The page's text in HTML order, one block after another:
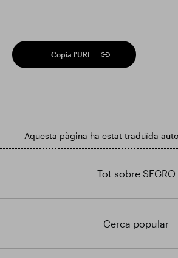
Copia l'URL
Aquesta pàgina ha estat traduïda
Tot sobre SEGRO
Cerca popular